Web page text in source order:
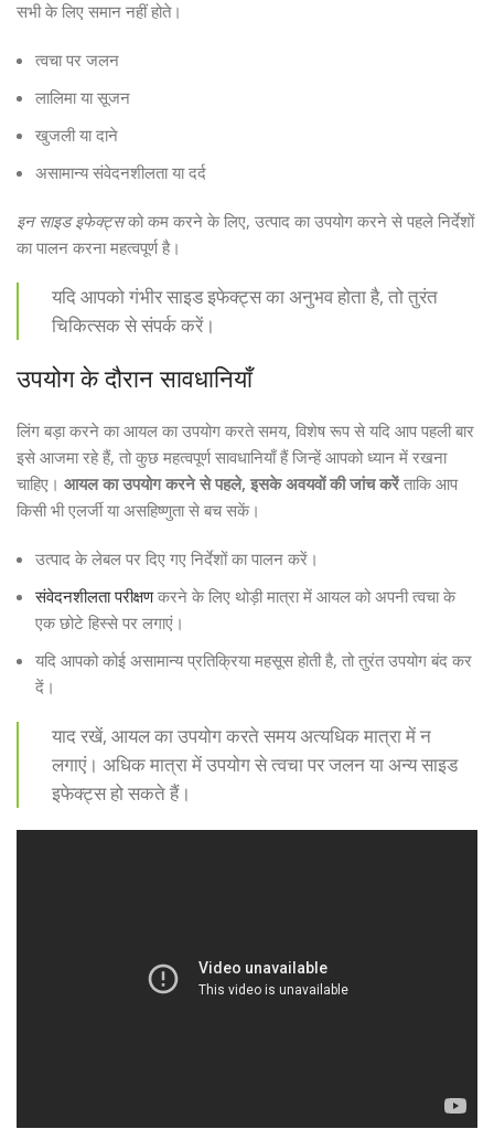
सभी के लिए समान नहीं होते।
त्वचा पर जलन
लालिमा या सूजन
खुजली या दाने
असामान्य संवेदनशीलता या दर्द
इन साइड इफेक्ट्सको कम करने के लिए, उत्पाद का उपयोग करने से पहले निर्देशों
का पालन करना महत्वपूर्ण है।
यदि आपको गंभीर साइड इफेक्ट्स का अनुभव होता है, तो तुरंत
चिकित्सक से संपर्क करें।
उपयोग के दौरान सावधानियाँ
लिंग बड़ा करने का आयल का उपयोग करते समय, विशेष रूप से यदि आप पहली बार
इसे आजमा रहे हैं, तो कुछ महत्वपूर्ण सावधानियाँ हैं जिन्हें आपको ध्यान में रखना
चाहिए। आयल का उपयोग करने से पहले, इसके अवयवों की जांच करेंताकि आप
किसी भी एलर्जी या असहिष्णुता से बच सकें।
उत्पाद के लेबल पर दिए गए निर्देशों का पालन करें।
संवेदनशीलता परीक्षणकरने के लिए थोड़ी मात्रा में आयल को अपनी त्वचा के
एक छोटे हिस्से पर लगाएं।
यदि आपको कोई असामान्य प्रतिक्रिया महसूस होती है, तो तुरंत उपयोग बंद कर
दें।
याद रखें, आयल का उपयोग करते समय अत्यधिक मात्रा में न
लगाएं। अधिक मात्रा में उपयोग से त्वचा पर जलन या अन्य साइड
इफेक्ट्स हो सकते हैं।